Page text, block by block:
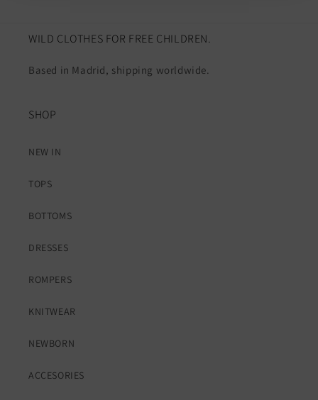
WILD CLOTHES FOR FREE CHILDREN.
Based in Madrid, shipping worldwide.
SHOP
NEW IN
TOPS
BOTTOMS
DRESSES
ROMPERS
KNITWEAR
NEWBORN
ACCESORIES